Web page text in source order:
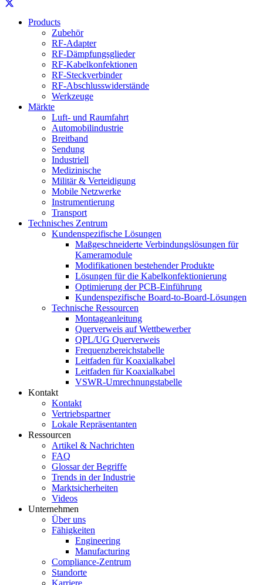
Products
Zubehör
RF-Adapter
RF-Dämpfungsglieder
RF-Kabelkonfektionen
RF-Steckverbinder
RF-Abschlusswiderstände
Werkzeuge
Märkte
Luft- und Raumfahrt
Automobilindustrie
Breitband
Sendung
Industriell
Medizinische
Militär & Verteidigung
Mobile Netzwerke
Instrumentierung
Transport
Technisches Zentrum
Kundenspezifische Lösungen
Maßgeschneiderte Verbindungslösungen für
Kameramodule
Modifikationen bestehender Produkte
Lösungen für die Kabelkonfektionierung
Optimierung der PCB-Einführung
Kundenspezifische Board-to-Board-Lösungen
Technische Ressourcen
Montageanleitung
Querverweis auf Wettbewerber
QPL/UG Querverweis
Frequenzbereichstabelle
Leitfaden für Koaxialkabel
Leitfaden für Koaxialkabel
VSWR-Umrechnungstabelle
Kontakt
Kontakt
Vertriebspartner
Lokale Repräsentanten
Ressourcen
Artikel & Nachrichten
FAQ
Glossar der Begriffe
Trends in der Industrie
Marktsicherheiten
Videos
Unternehmen
Über uns
Fähigkeiten
Engineering
Manufacturing
Compliance-Zentrum
Standorte